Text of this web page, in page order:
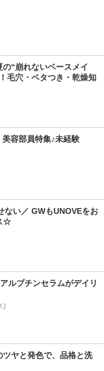
“崩れないベースメイ
毛穴・ベタつき・乾燥知
容部員特集♪未経験
ない／ GWもUNOVEをお
☆
ルブチンセラムがデイリ
)
ツヤと発色で、品格と洗